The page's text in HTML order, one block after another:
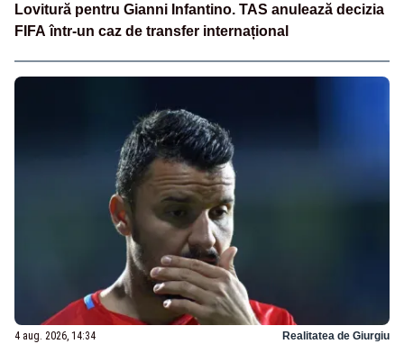
Lovitură pentru Gianni Infantino. TAS anulează decizia
FIFA într-un caz de transfer internațional
4 aug. 2026, 14:34 Realitatea de Giurgiu